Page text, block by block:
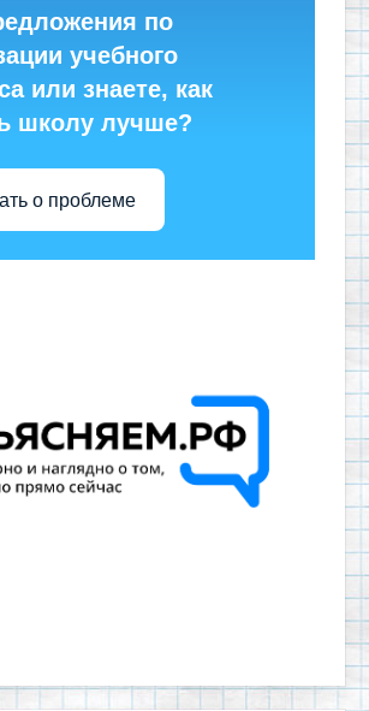
по
учебного
или знаете, как
школу лучше?
о проблеме